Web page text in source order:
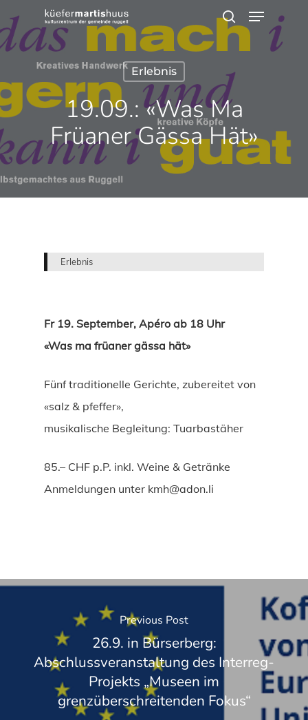
to
main
search
Menu
Erlebnis
19.09.: «Was Ma
Früaner Gässa Hät»
Erlebnis
Fr 19. September, Apéro ab 18 Uhr
«Was ma früaner gässa hät»
Fünf traditionelle Gerichte, zubereitet von
«salz & pfeffer»,
musikalische Begleitung: Tuarbastäher
85.– CHF p.P. inkl. Weine & Getränke
Anmeldungen unter kmh@adon.li
Previous Post
26.9. in Bürserberg:
Abschlussveranstaltung des Interreg-
Projekts „Museen im
grenzüberschreitenden Fokus“